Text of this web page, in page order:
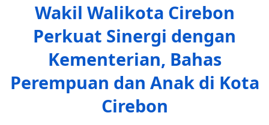
Wakil Walikota Cirebon
Perkuat Sinergi dengan
Kementerian, Bahas
Perempuan dan Anak di Kota
Cirebon